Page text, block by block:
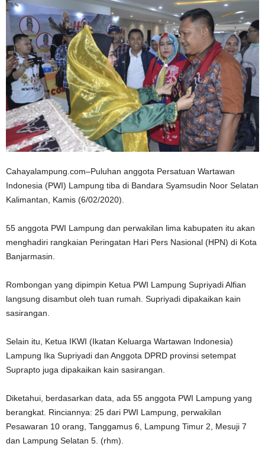
Cahayalampung.com–Puluhan anggota Persatuan Wartawan
Indonesia (PWI) Lampung tiba di Bandara Syamsudin Noor Selatan
Kalimantan, Kamis (6/02/2020).
55 anggota PWI Lampung dan perwakilan lima kabupaten itu akan
menghadiri rangkaian Peringatan Hari Pers Nasional (HPN) di Kota
Banjarmasin.
Rombongan yang dipimpin Ketua PWI Lampung Supriyadi Alfian
langsung disambut oleh tuan rumah. Supriyadi dipakaikan kain
sasirangan.
Selain itu, Ketua IKWI (Ikatan Keluarga Wartawan Indonesia)
Lampung Ika Supriyadi dan Anggota DPRD provinsi setempat
Suprapto juga dipakaikan kain sasirangan.
Diketahui, berdasarkan data, ada 55 anggota PWI Lampung yang
berangkat. Rinciannya: 25 dari PWI Lampung, perwakilan
Pesawaran 10 orang, Tanggamus 6, Lampung Timur 2, Mesuji 7
dan Lampung Selatan 5. (rhm).